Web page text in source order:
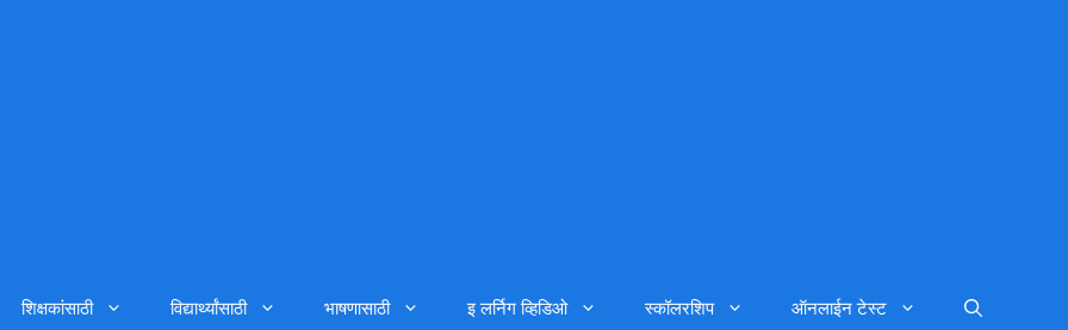
शिक्षकांसाठी विद्यार्थ्यांसाठी भाषणासाठी इ लर्निग व्हिडिओ स्कॉलरशिप ऑनलाईन टेस्ट